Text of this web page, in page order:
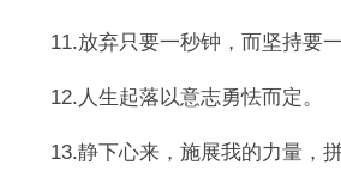
11.放弃只要一秒钟，而坚持要
12.人生起落以意志勇怯而定。
13.静下心来，施展我的力量，